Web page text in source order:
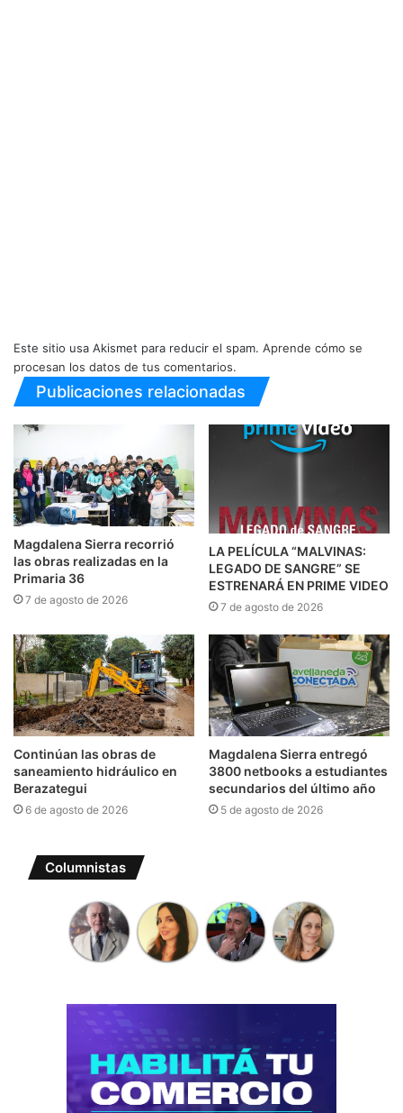
Este sitio usa Akismet para reducir el spam. Aprende cómo se
procesan los datos de tus comentarios.
Publicaciones relacionadas
Magdalena Sierra recorrió
las obras realizadas en la
Primaria 36
7 de agosto de 2026
LA PELÍCULA “MALVINAS:
LEGADO DE SANGRE” SE
ESTRENARÁ EN PRIME VIDEO
7 de agosto de 2026
Continúan las obras de
saneamiento hidráulico en
Berazategui
6 de agosto de 2026
Magdalena Sierra entregó
3800 netbooks a estudiantes
secundarios del último año
5 de agosto de 2026
Columnistas